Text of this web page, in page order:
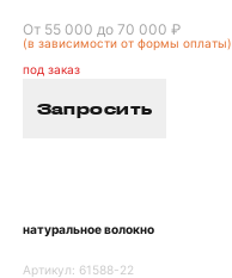
От 55 000 до 70 000 ₽
(в зависимости от формы оплаты)
под заказ
Запросить
натуральное волокно
Артикул: 61588-22